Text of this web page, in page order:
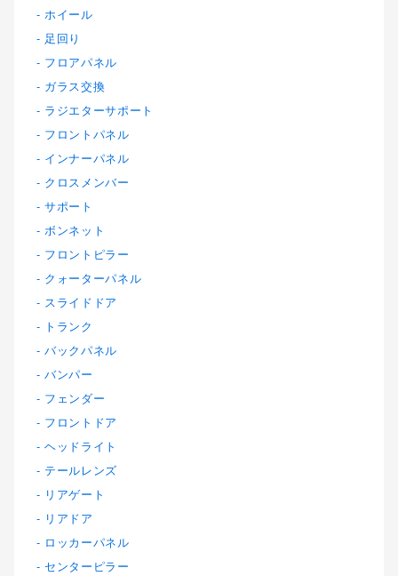
ホイール
足回り
フロアパネル
ガラス交換
ラジエターサポート
フロントパネル
インナーパネル
クロスメンバー
サポート
ボンネット
フロントピラー
クォーターパネル
スライドドア
トランク
バックパネル
バンパー
フェンダー
フロントドア
ヘッドライト
テールレンズ
リアゲート
リアドア
ロッカーパネル
センターピラー